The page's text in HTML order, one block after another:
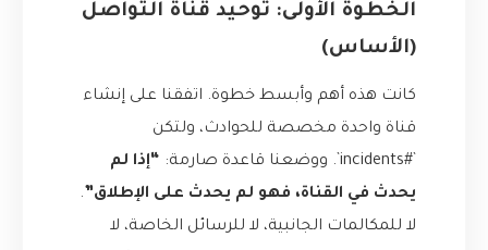
الخطوة الأولى: توحيد قناة التواصل
(الأساس)
كانت هذه أهم وأبسط خطوة. اتفقنا على إنشاء
قناة واحدة مخصصة للحوادث، ولتكن
`#incidents`. ووضعنا قاعدة صارمة:
“إذا لم
يحدث في القناة، فهو لم يحدث على الإطلاق” .
لا للمكالمات الجانبية، لا للرسائل الخاصة، لا